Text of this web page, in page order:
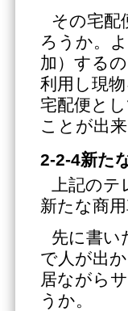
その宅配
ろうか。
加）する
利用し現
宅配便と
ことが出来
2-2-4新た
上記のテ
新たな商
先に書い
で人が出
居ながら
うか。